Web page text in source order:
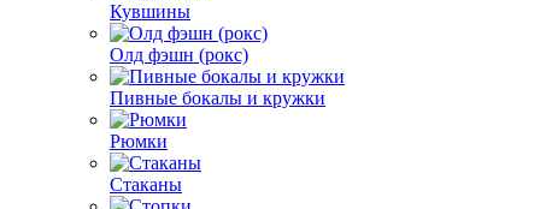
Кувшины
Олд фэшн (рокс)
Пивные бокалы и кружки
Рюмки
Стаканы